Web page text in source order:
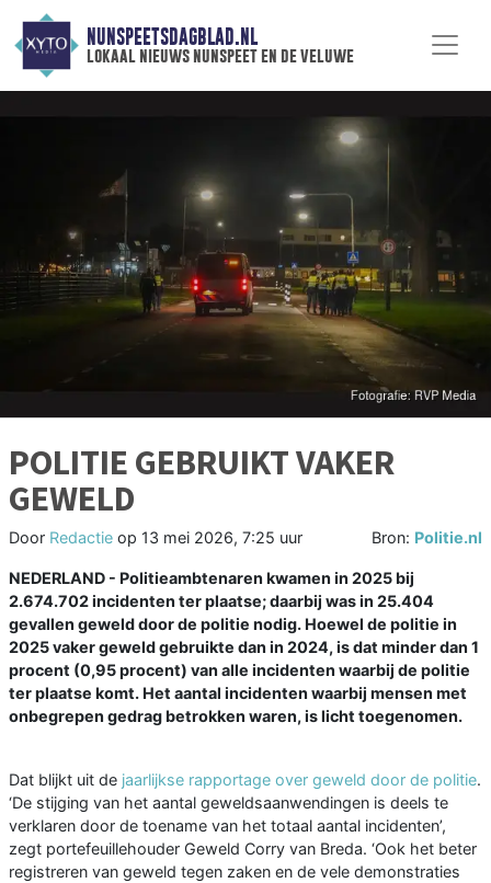
NUNSPEETSDAGBLAD.NL
lokaal nieuws nunspeet en de veluwe
POLITIE GEBRUIKT VAKER
GEWELD
Door Redactie op 13 mei 2026, 7:25 uur Bron: Politie.nl
NEDERLAND - Politieambtenaren kwamen in 2025 bij
2.674.702 incidenten ter plaatse; daarbij was in 25.404
gevallen geweld door de politie nodig. Hoewel de politie in
2025 vaker geweld gebruikte dan in 2024, is dat minder dan 1
procent (0,95 procent) van alle incidenten waarbij de politie
ter plaatse komt. Het aantal incidenten waarbij mensen met
onbegrepen gedrag betrokken waren, is licht toegenomen.
Dat blijkt uit de jaarlijkse rapportage over geweld door de politie.
‘De stijging van het aantal geweldsaanwendingen is deels te
verklaren door de toename van het totaal aantal incidenten’,
zegt portefeuillehouder Geweld Corry van Breda. ‘Ook het beter
registreren van geweld tegen zaken en de vele demonstraties